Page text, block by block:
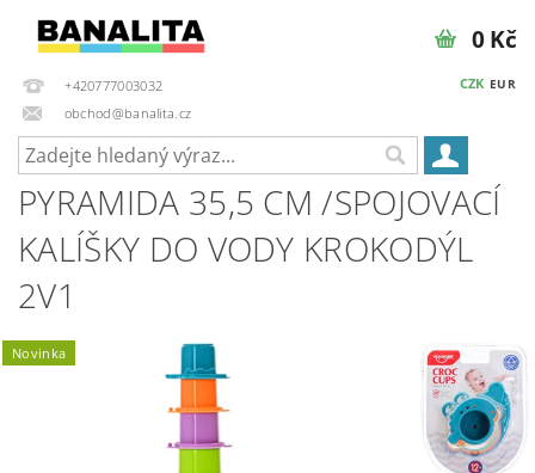
+420777003032
obchod@banalita.cz
CZK EUR
0 Kč
PYRAMIDA 35,5 CM /SPOJOVACÍ
KALÍŠKY DO VODY KROKODÝL
2V1
Novinka